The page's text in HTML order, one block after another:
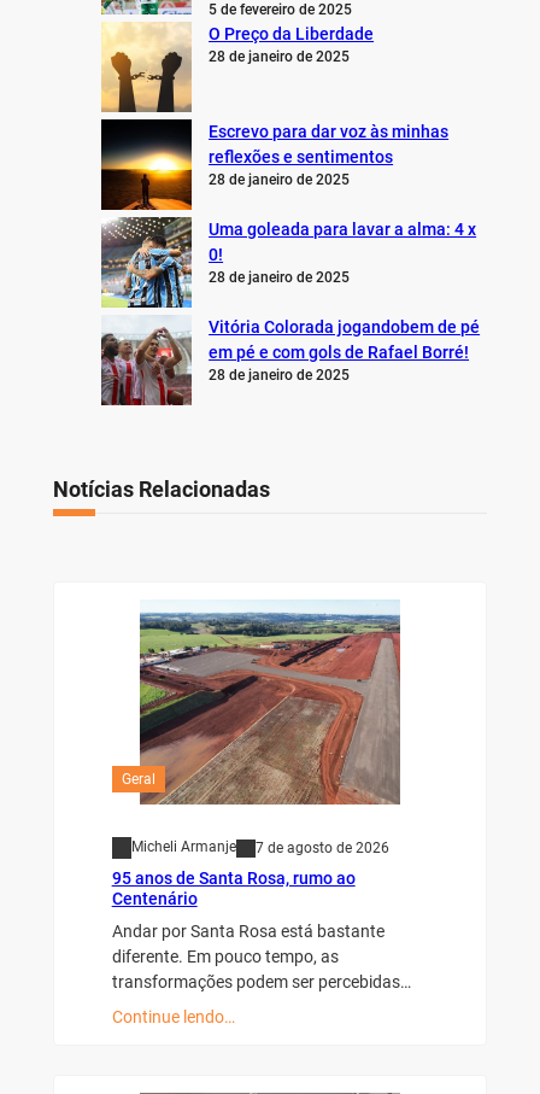
5 de fevereiro de 2025
O Preço da Liberdade
28 de janeiro de 2025
Escrevo para dar voz às minhas
reflexões e sentimentos
28 de janeiro de 2025
Uma goleada para lavar a alma: 4 x
0!
28 de janeiro de 2025
Vitória Colorada jogandobem de pé
em pé e com gols de Rafael Borré!
28 de janeiro de 2025
Notícias Relacionadas
Geral
Micheli Armanje 7 de agosto de 2026
95 anos de Santa Rosa, rumo ao
Centenário
Andar por Santa Rosa está bastante
diferente. Em pouco tempo, as
transformações podem ser percebidas…
Continue lendo…